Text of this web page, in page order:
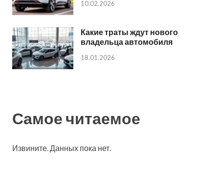
10.02.2026
Какие траты ждут нового
владельца автомобиля
18.01.2026
Самое читаемое
Извините. Данных пока нет.